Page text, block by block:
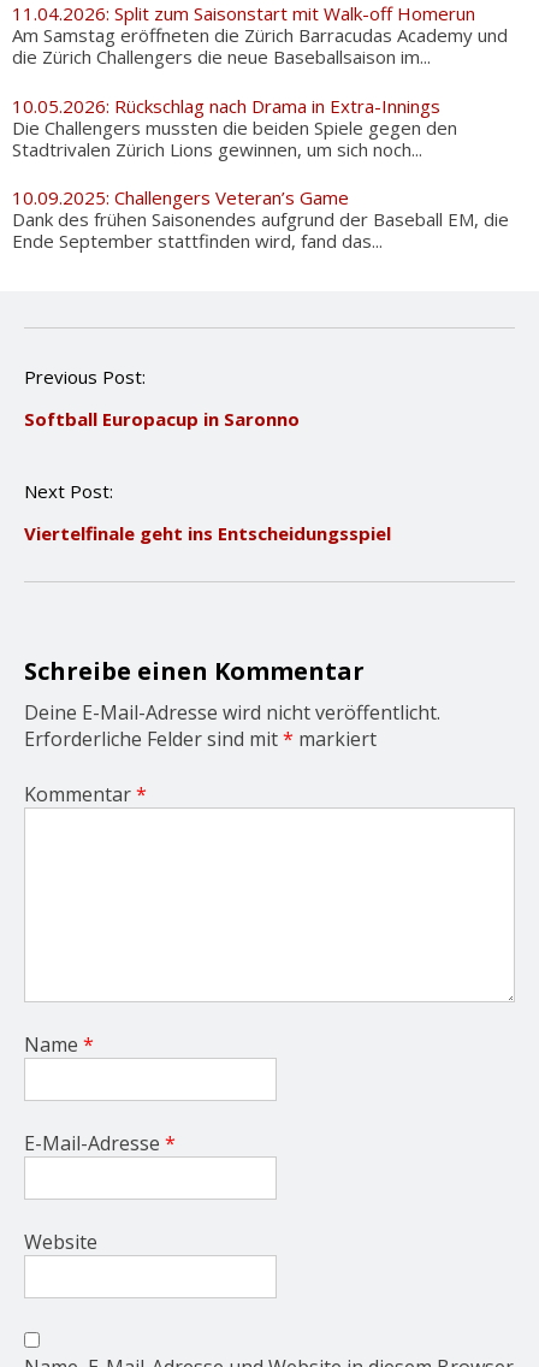
11.04.2026: Split zum Saisonstart mit Walk-off Homerun
Am Samstag eröffneten die Zürich Barracudas Academy und
die Zürich Challengers die neue Baseballsaison im...
10.05.2026: Rückschlag nach Drama in Extra-Innings
Die Challengers mussten die beiden Spiele gegen den
Stadtrivalen Zürich Lions gewinnen, um sich noch...
10.09.2025: Challengers Veteran’s Game
Dank des frühen Saisonendes aufgrund der Baseball EM, die
Ende September stattfinden wird, fand das...
P
s
a
i
o
n
Previous Post:
Softball Europacup in Saronno
Next Post:
Viertelfinale geht ins Entscheidungsspiel
Schreibe einen Kommentar
Deine E-Mail-Adresse wird nicht veröffentlicht.
Erforderliche Felder sind mit* markiert
Kommentar*
Name *
E-Mail-Adresse *
Website